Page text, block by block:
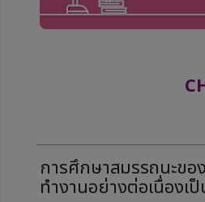
การศึกษาสมรรถนะของ
ทำงานอย่างต่อเนื่องเป็